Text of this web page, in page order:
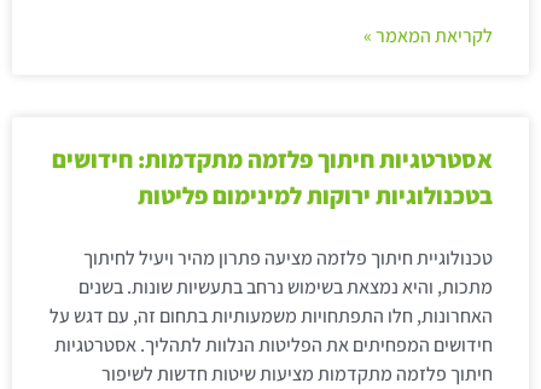
לקריאת המאמר »
אסטרטגיות חיתוך פלזמה מתקדמות: חידושים
בטכנולוגיות ירוקות למינימום פליטות
טכנולוגיית חיתוך פלזמה מציעה פתרון מהיר ויעיל לחיתוך
מתכות, והיא נמצאת בשימוש נרחב בתעשיות שונות. בשנים
האחרונות, חלו התפתחויות משמעותיות בתחום זה, עם דגש על
חידושים המפחיתים את הפליטות הנלוות לתהליך. אסטרטגיות
חיתוך פלזמה מתקדמות מציעות שיטות חדשות לשיפור